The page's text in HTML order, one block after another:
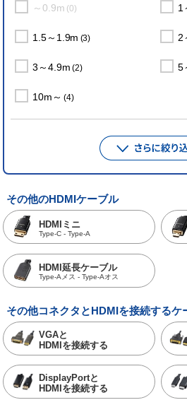
～0.9m (0) 1
1.5～1.9m (3) 2
3～4.9m (2) 5
10m～ (4)
その他のHDMIケーブル
HDMIミニ
Type-C - Type-A
HDMI延長ケーブル
Type-Aメス - Type-Aオス
その他コネクタとHDMIを接続するケ
VGAと
HDMIを接続する
DisplayPortと
HDMIを接続する